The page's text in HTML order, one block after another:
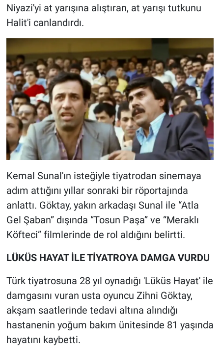
Niyazi'yi at yarışına alıştıran, at yarışı tutkunu
Halit'i canlandırdı.
Kemal Sunal'ın isteğiyle tiyatrodan sinemaya
adım attığını yıllar sonraki bir röportajında
anlattı. Göktay, yakın arkadaşı Sunal ile “Atla
Gel Şaban” dışında “Tosun Paşa” ve “Meraklı
Köfteci” filmlerinde de rol aldığını belirtti.
LÜKÜS HAYAT İLE TİYATROYA DAMGA VURDU
Türk tiyatrosuna 28 yıl oynadığı 'Lüküs Hayat' ile
damgasını vuran usta oyuncu Zihni Göktay,
akşam saatlerinde tedavi altına alındığı
hastanenin yoğum bakım ünitesinde 81 yaşında
hayatını kaybetti.